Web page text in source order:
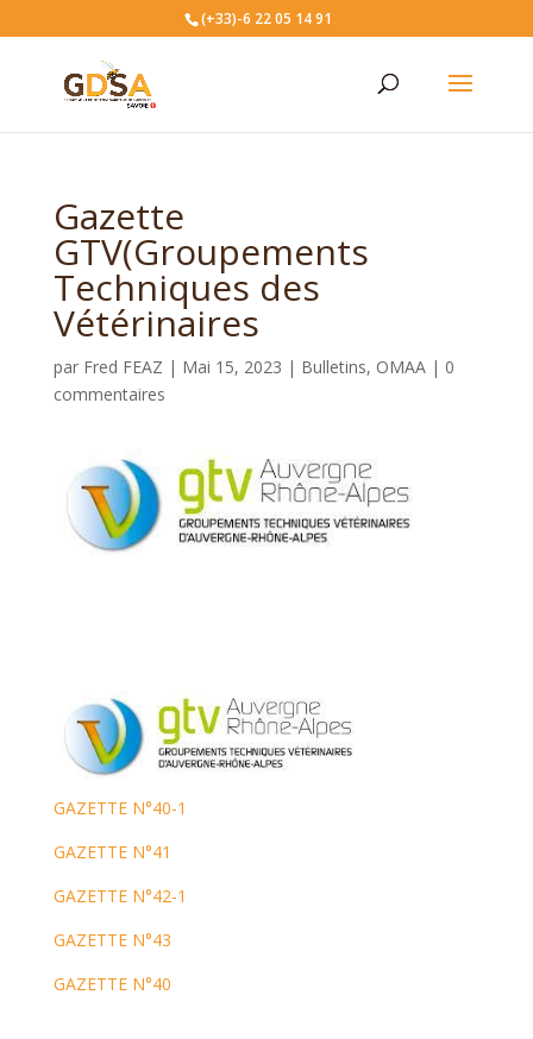
(+33)-6 22 05 14 91
Gazette
GTV(Groupements
Techniques des
Vétérinaires
par Fred FEAZ | Mai 15, 2023 | Bulletins, OMAA| 0
commentaires
GAZETTE N°40-1
GAZETTE N°41
GAZETTE N°42-1
GAZETTE N°43
GAZETTE N°40